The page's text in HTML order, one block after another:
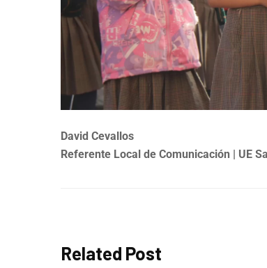
David Cevallos
Referente Local de Comunicación | UE
Related Post